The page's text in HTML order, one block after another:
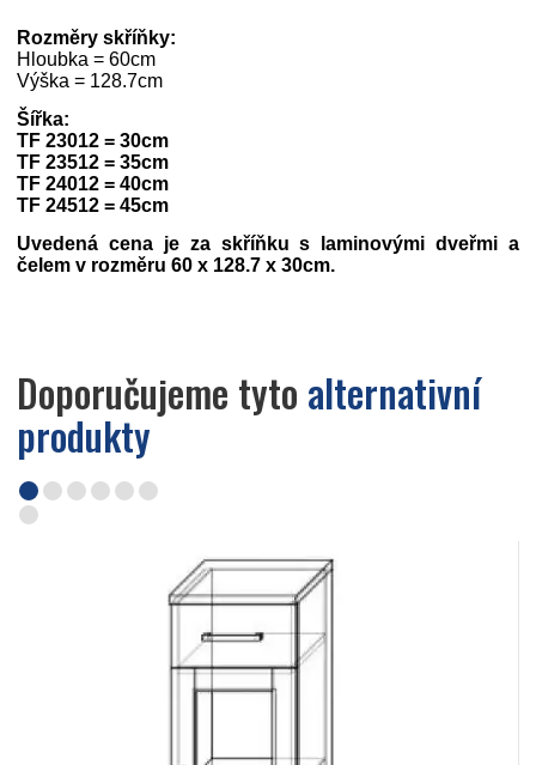
Rozměry skříňky:
Hloubka = 60cm
Výška = 128.7cm
Šířka:
TF 23012 = 30cm
TF 23512 = 35cm
TF 24012 = 40cm
TF 24512 = 45cm
Uvedená cena je za skříňku s laminovými dveřmi a
čelem v rozměru 60 x 128.7 x 30cm.
Doporučujeme tyto alternativní
produkty